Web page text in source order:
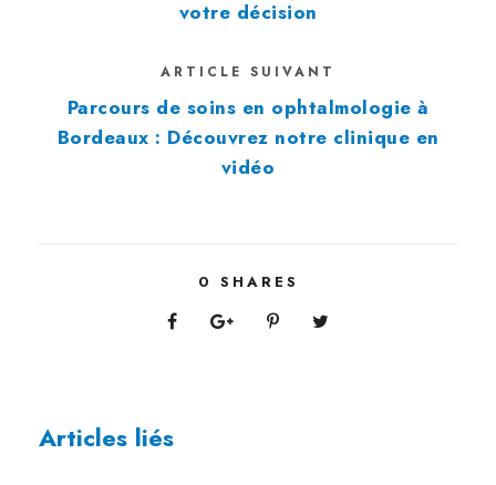
votre décision
ARTICLE SUIVANT
Parcours de soins en ophtalmologie à
Bordeaux : Découvrez notre clinique en
vidéo
0 SHARES
Articles liés